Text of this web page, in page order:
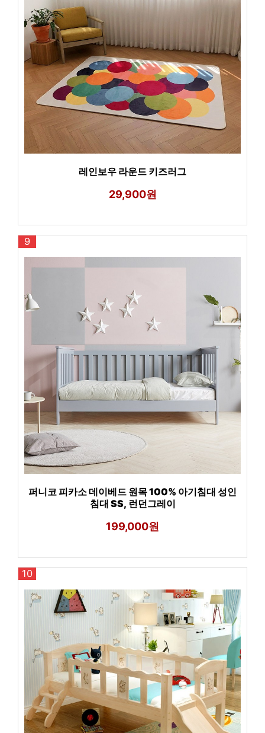
레인보우 라운드 키즈러그
29,900원
9
퍼니코 피카소 데이베드 원목 100% 아기침대 성인
침대 SS, 런던그레이
199,000원
10